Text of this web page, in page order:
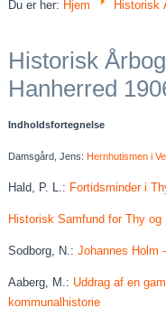
Du er her: Hjem Historisk
Historisk
Hanherred
Indholdsfortegnelse
Damsgård, Jens:Hernhutismen i
Hald, P. L.: Fortidsminder i
Historisk Samfund for Thy og
Sodborg, N.:Johannes Holm
Aaberg, M.: Uddrag af en
kommunalhistorie